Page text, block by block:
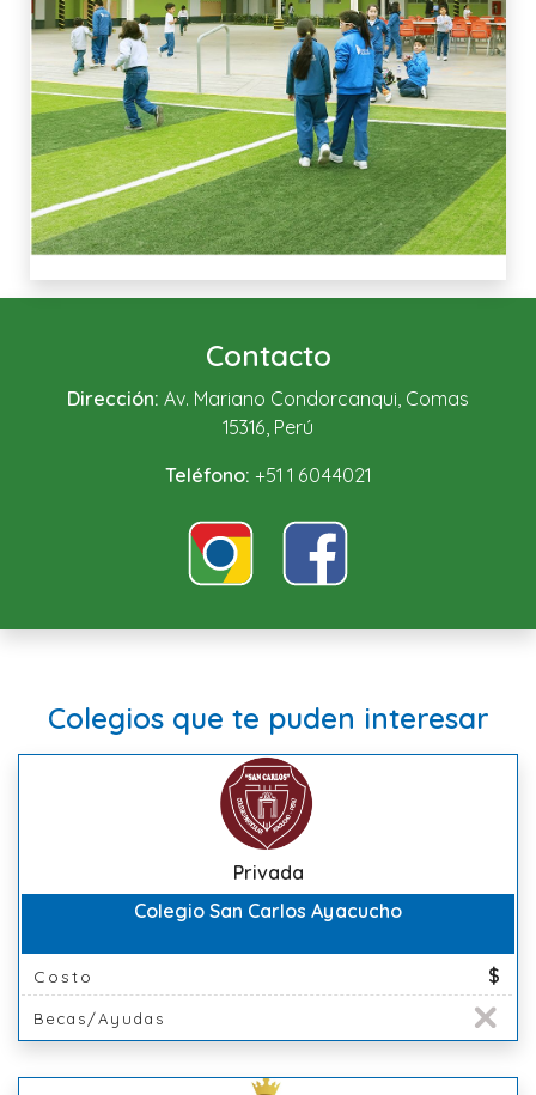
Contacto
Dirección: Av. Mariano Condorcanqui, Comas
15316, Perú
Teléfono: +51 1 6044021
Colegios que te puden interesar
Privada
Colegio San Carlos Ayacucho
Costo $
Becas/Ayudas